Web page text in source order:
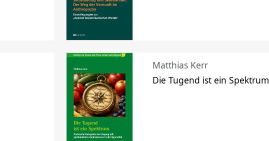
Matthias Kerr
Die Tugend ist ein Spektrum